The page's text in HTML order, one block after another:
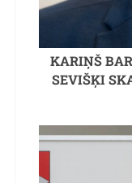
KARIŅŠ
SEVIŠĶI